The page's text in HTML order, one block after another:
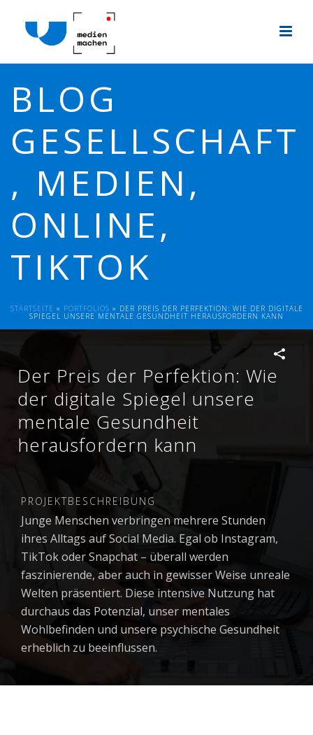
BLOG
GESELLSCHAFT
, MEDIEN,
ONLINE,
TIKTOK
STARTSEITE » PORTFOLIOS » DER PREIS DER PERFEKTION: WIE DER DIGITALE
SPIEGEL UNSERE MENTALE GESUNDHEIT HERAUSFORDERN KANN
Der Preis der Perfektion: Wie
der digitale Spiegel unsere
mentale Gesundheit
herausfordern kann
PROJEKTBESCHREIBUNG
Junge Menschen verbringen mehrere Stunden
ihres Alltags auf Social Media. Egal ob Instagram,
TikTok oder Snapchat – überall werden
faszinierende, aber auch in gewisser Weise unreale
Welten präsentiert. Diese intensive Nutzung hat
durchaus das Potenzial, unser mentales
Wohlbefinden und unsere psychische Gesundheit
erheblich zu beeinflussen.